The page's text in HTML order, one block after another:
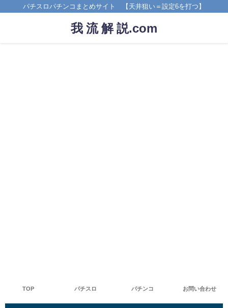
パチスロパチンコまとめサイト 【天井狙い＝設定6を打つ】
我 流 解 説.com
TOP パチスロ パチンコ お問い合わせ